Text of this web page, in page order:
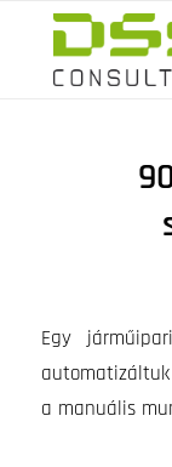
Egy
automatizáltuk
a manuális